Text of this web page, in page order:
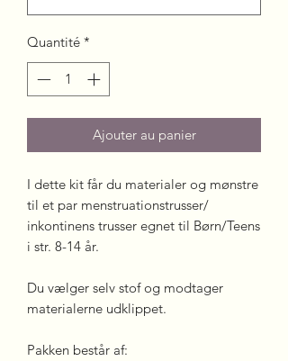
Quantité *
Ajouter au panier
I dette kit får du materialer og mønstre
til et par menstruationstrusser/
inkontinens trusser egnet til Børn/Teens
i str. 8-14 år.
Du vælger selv stof og modtager
materialerne udklippet.
Pakken består af: